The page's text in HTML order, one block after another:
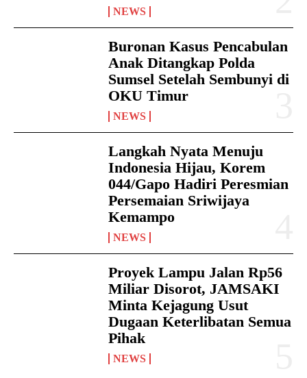
NEWS
Buronan Kasus Pencabulan
Anak Ditangkap Polda
Sumsel Setelah Sembunyi di
OKU Timur
NEWS
Langkah Nyata Menuju
Indonesia Hijau, Korem
044/Gapo Hadiri Peresmian
Persemaian Sriwijaya
Kemampo
NEWS
Proyek Lampu Jalan Rp56
Miliar Disorot, JAMSAKI
Minta Kejagung Usut
Dugaan Keterlibatan Semua
Pihak
NEWS